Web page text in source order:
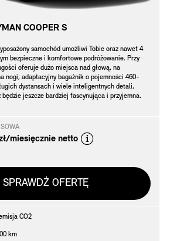
COOPER S
samochód umożliwi Tobie oraz nawet 4
bezpieczne i komfortowe podróżowanie. Przy
oferuje dużo miejsca nad głową, na
nogi, adaptacyjny bagażnik o pojemności 460-
dystansach i wiele inteligentnych detali,
jeszcze bardziej fascynująca i przyjemna.
miesięcznie netto
SPRAWDŹ OFERTĘ
CO2
km